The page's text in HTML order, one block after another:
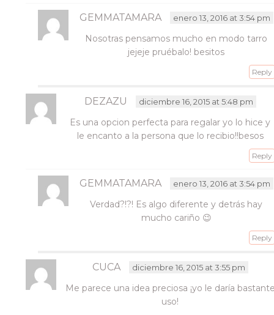
GEMMATAMARA enero 13, 2016 at 3:54 pm
Nosotras pensamos mucho en modo tarro
jejeje pruébalo! besitos
Reply
DEZAZU diciembre 16, 2015 at 5:48 pm
Es una opcion perfecta para regalar yo lo hice y
le encanto a la persona que lo recibio!!besos
Reply
GEMMATAMARA enero 13, 2016 at 3:54 pm
Verdad?!?! Es algo diferente y detrás hay
mucho cariño 😉
Reply
CUCA diciembre 16, 2015 at 3:55 pm
Me parece una idea preciosa ¡yo le daría
uso!